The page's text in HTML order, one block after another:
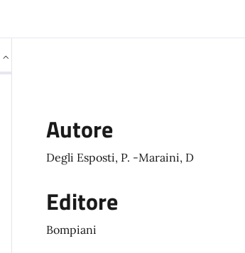
Autore
Degli Esposti, P. -Maraini, D
Editore
Bompiani